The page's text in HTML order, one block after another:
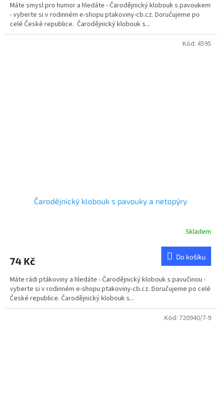
Máte smysl pro humor a hledáte - Čarodějnický klobouk s pavoukem
- vyberte si v rodinném e-shopu ptakoviny-cb.cz. Doručujeme po
celé České republice. Čarodějnický klobouk s...
Čarodějnický klobouk s pavouky a netopýry
Skladem
74 Kč Do košíku
Máte rádi ptákoviny a hledáte - Čarodějnický klobouk s pavučinou -
vyberte si v rodinném e-shopu ptakoviny-cb.cz. Doručujeme po celé
České republice. Čarodějnický klobouk s...
Kód: 4595
Kód: 720940/7-9